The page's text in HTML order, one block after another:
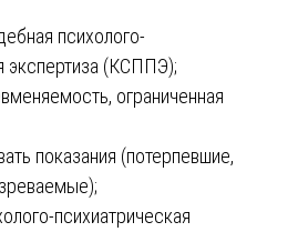
психолого-
экспертиза (КСППЭ);
ограниченная
показания (потерпевшие,
психиатрическая